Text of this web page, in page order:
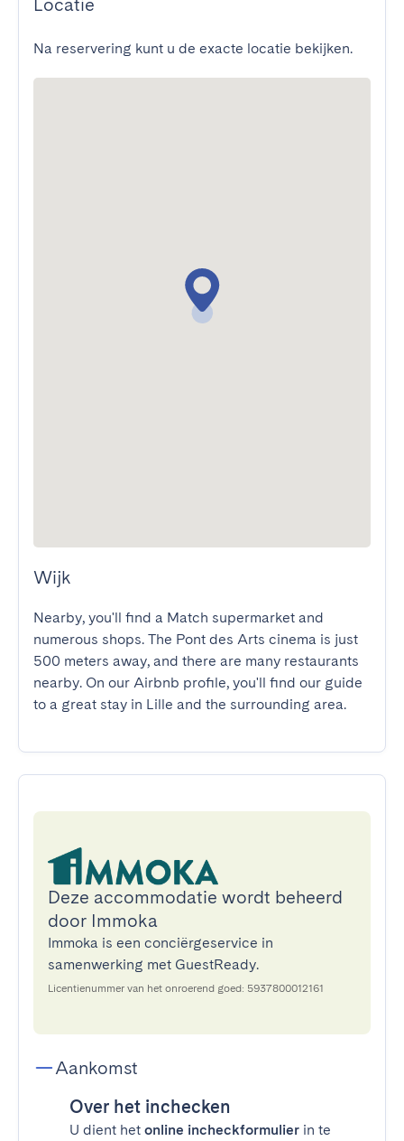
Locatie
Na reservering kunt u de exacte locatie bekijken.
Wijk
Nearby, you'll find a Match supermarket and
numerous shops. The Pont des Arts cinema is just
500 meters away, and there are many restaurants
nearby. On our Airbnb profile, you'll find our guide
to a great stay in Lille and the surrounding area.
Deze accommodatie wordt beheerd
door Immoka
Immoka is een conciërgeservice in
samenwerking met GuestReady.
Licentienummer van het onroerend goed: 5937800012161
Aankomst
Over het inchecken
U dient het online incheckformulier in te